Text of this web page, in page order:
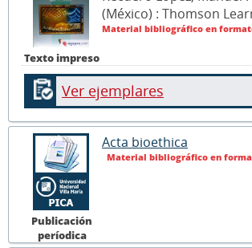
Texto impreso
(México) : Thomson
Material bibliográfico en
Ver ejemplares
Publicación
períodica
Acta bioethica
Material bibliográfico en